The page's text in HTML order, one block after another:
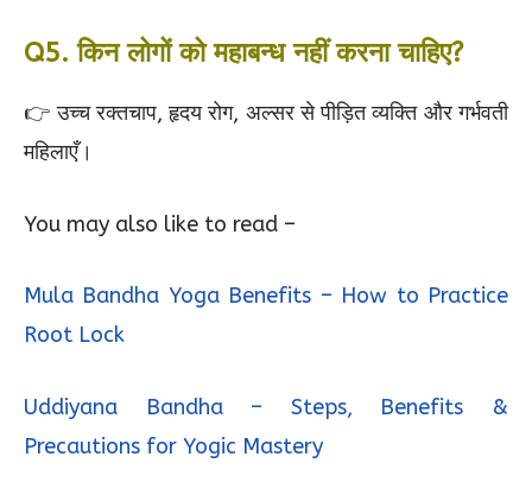
Q5. किन लोगों को महाबन्ध नहीं करना चाहिए?
👉 उच्च रक्तचाप, हृदय रोग, अल्सर से पीड़ित व्यक्ति और गर्भवती
महिलाएँ।
You may also like to read –
Mula Bandha Yoga Benefits – How to Practice
Root Lock
Uddiyana Bandha – Steps, Benefits &
Precautions for Yogic Mastery